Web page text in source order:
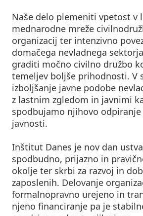
Naše delo plemeniti vpetost v
mednarodne mreže
organizacij ter intenzivno
domačega nevladnega
graditi močno civilno družbo
temeljev boljše prihodnosti. V
izboljšanje javne podobe
z lastnim zgledom in javnimi
spodbujamo njihovo
javnosti.
Inštitut Danes je nov dan
spodbudno, prijazno in
okolje ter skrbi za razvoj in
zaposlenih. Delovanje
formalnopravno urejeno in
njeno financiranje pa je